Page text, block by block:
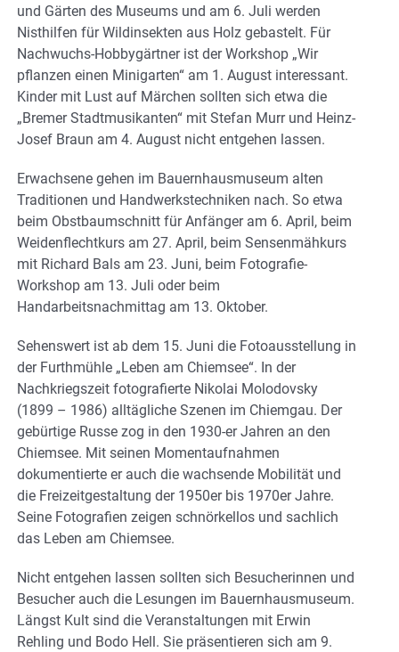
und Gärten des Museums und am 6. Juli werden
Nisthilfen für Wildinsekten aus Holz gebastelt. Für
Nachwuchs-Hobbygärtner ist der Workshop „Wir
pflanzen einen Minigarten“ am 1. August interessant.
Kinder mit Lust auf Märchen sollten sich etwa die
„Bremer Stadtmusikanten“ mit Stefan Murr und Heinz-
Josef Braun am 4. August nicht entgehen lassen.
Erwachsene gehen im Bauernhausmuseum alten
Traditionen und Handwerkstechniken nach. So etwa
beim Obstbaumschnitt für Anfänger am 6. April, beim
Weidenflechtkurs am 27. April, beim Sensenmähkurs
mit Richard Bals am 23. Juni, beim Fotografie-
Workshop am 13. Juli oder beim
Handarbeitsnachmittag am 13. Oktober.
Sehenswert ist ab dem 15. Juni die Fotoausstellung in
der Furthmühle „Leben am Chiemsee“. In der
Nachkriegszeit fotografierte Nikolai Molodovsky
(1899 – 1986) alltägliche Szenen im Chiemgau. Der
gebürtige Russe zog in den 1930-er Jahren an den
Chiemsee. Mit seinen Momentaufnahmen
dokumentierte er auch die wachsende Mobilität und
die Freizeitgestaltung der 1950er bis 1970er Jahre.
Seine Fotografien zeigen schnörkellos und sachlich
das Leben am Chiemsee.
Nicht entgehen lassen sollten sich Besucherinnen und
Besucher auch die Lesungen im Bauernhausmuseum.
Längst Kult sind die Veranstaltungen mit Erwin
Rehling und Bodo Hell. Sie präsentieren sich am 9.